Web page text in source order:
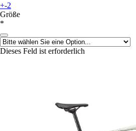
+-2
Größe
*
Dieses Feld ist erforderlich